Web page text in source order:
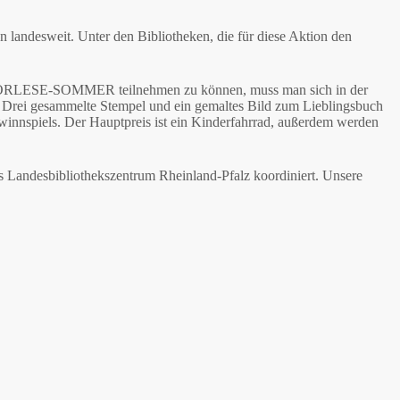
Unter den Bibliotheken, die für diese Aktion den
SOMMER teilnehmen zu können, muss man sich in der
gesammelte Stempel und ein gemaltes Bild zum Lieblingsbuch
Der Hauptpreis ist ein Kinderfahrrad, außerdem werden
Rheinland-Pfalz koordiniert. Unsere